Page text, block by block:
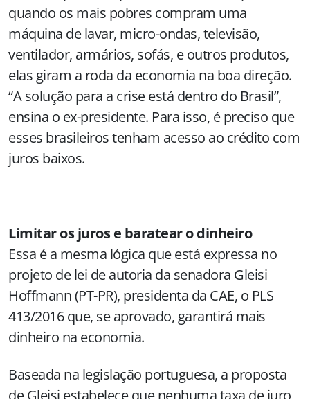
quando os mais pobres compram uma
máquina de lavar, micro-ondas, televisão,
ventilador, armários, sofás, e outros produtos,
elas giram a roda da economia na boa direção.
“A solução para a crise está dentro do Brasil”,
ensina o ex-presidente. Para isso, é preciso que
esses brasileiros tenham acesso ao crédito com
juros baixos.
Limitar os juros e baratear o dinheiro
Essa é a mesma lógica que está expressa no
projeto de lei de autoria da senadora Gleisi
Hoffmann (PT-PR), presidenta da CAE, o PLS
413/2016 que, se aprovado, garantirá mais
dinheiro na economia.
Baseada na legislação portuguesa, a proposta
de Gleisi estabelece que nenhuma taxa de juro